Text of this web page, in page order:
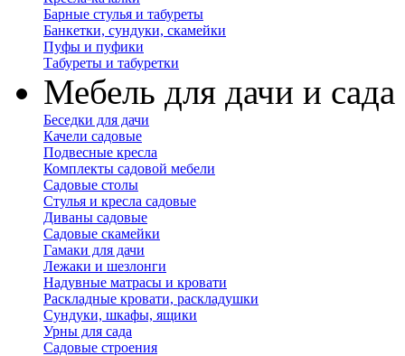
Барные стулья и табуреты
Банкетки, сундуки, скамейки
Пуфы и пуфики
Табуреты и табуретки
Мебель для дачи и сада
Беседки для дачи
Качели садовые
Подвесные кресла
Комплекты садовой мебели
Садовые столы
Стулья и кресла садовые
Диваны садовые
Садовые скамейки
Гамаки для дачи
Лежаки и шезлонги
Надувные матрасы и кровати
Раскладные кровати, раскладушки
Сундуки, шкафы, ящики
Урны для сада
Садовые строения